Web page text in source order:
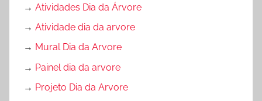
→ Atividades Dia da Árvore
→ Atividade dia da arvore
→ Mural Dia da Arvore
→ Painel dia da arvore
→ Projeto Dia da Arvore